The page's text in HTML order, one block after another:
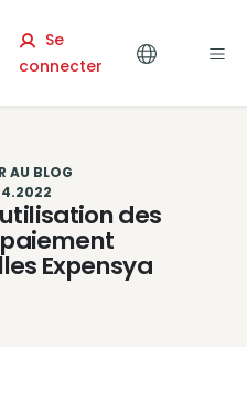
Se
connecter
AU BLOG
des
Expensya